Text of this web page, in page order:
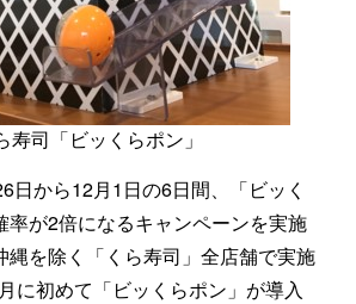
寿司「ビッくらポン」
日から12月1日の6日間、「ビッく
率が2倍になるキャンペーンを実施
縄を除く「くら寿司」全店舗で実施
に初めて「ビッくらポン」が導入